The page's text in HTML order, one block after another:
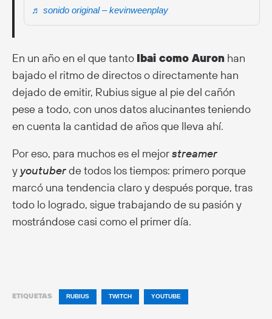
♬ sonido original – kevinweenplay
En un año en el que tanto Ibai como Auron han
bajado el ritmo de directos o directamente han
dejado de emitir, Rubius sigue al pie del cañón
pese a todo, con unos datos alucinantes teniendo
en cuenta la cantidad de años que lleva ahí.
Por eso, para muchos es el mejorstreamer
y youtuberde todos los tiempos: primero porque
marcó una tendencia claro y después porque, tras
todo lo logrado, sigue trabajando de su pasión y
mostrándose casi como el primer día.
ETIQUETAS RUBIUS TWITCH YOUTUBE